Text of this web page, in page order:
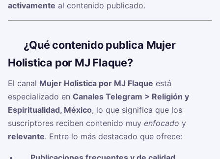
activamente al contenido publicado.
¿Qué contenido publica Mujer
Holistica por MJ Flaque?
El canal Mujer Holistica por MJ Flaque está
especializado en Canales Telegram > Religión y
Espiritualidad, México, lo que significa que los
suscriptores reciben contenido muy enfocado y
relevante. Entre lo más destacado que ofrece: